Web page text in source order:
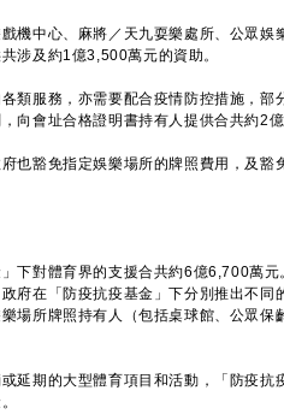
中心、麻將／天九耍樂處所、公眾娛
涉及約1億3,500萬元的資助。
服務，亦需要配合疫情防控措施，部
向會址合格證明書持有人提供合共約2
豁免指定娛樂場所的牌照費用，及豁
對體育界的支援合共約6億6,700萬元
府在「防疫抗疫基金」下分別推出不
場所牌照持有人（包括桌球館、公眾
期的大型體育項目和活動，「防疫抗